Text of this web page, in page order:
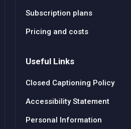
Subscription plans
Pricing and costs
Useful Links
Closed Captioning Policy
Accessibility Statement
Personal Information